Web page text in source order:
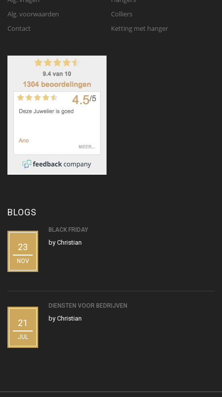
Alg. voorwaarden
Contact
Colliers
Ketting met hanger
BLOGS
23
NOV
BLACK FRIDAY
by Christian
21
JUL
DIENSTEN VOOR BEDRIJVEN
by Christian